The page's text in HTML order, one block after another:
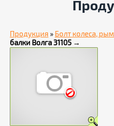
Продукция » Болт колеса,
балки Волга 31105 →